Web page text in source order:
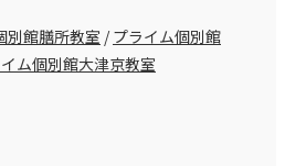
別館膳所教室 /プライム個別館
ム個別館大津京教室